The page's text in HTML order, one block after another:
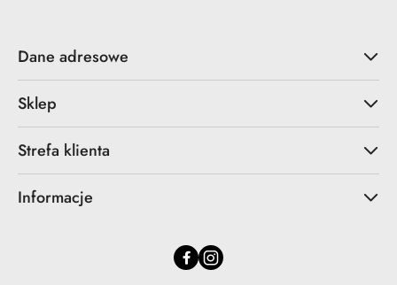
Dane adresowe
Sklep
Strefa klienta
Informacje